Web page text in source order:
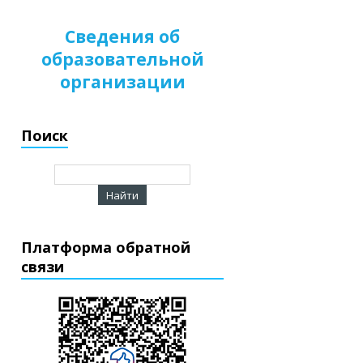
Сведения об
образовательной
организации
Поиск
Платформа обратной
связи